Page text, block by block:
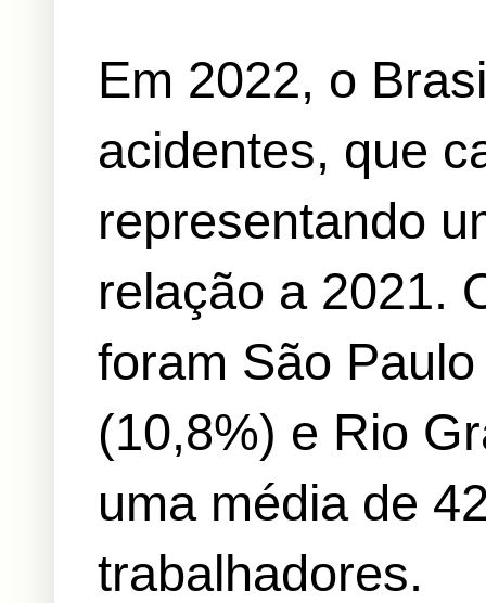
Em 2022, o
acidentes, que
representando
relação a 2021.
foram São
(10,8%) e Rio
uma média de
trabalhadores.